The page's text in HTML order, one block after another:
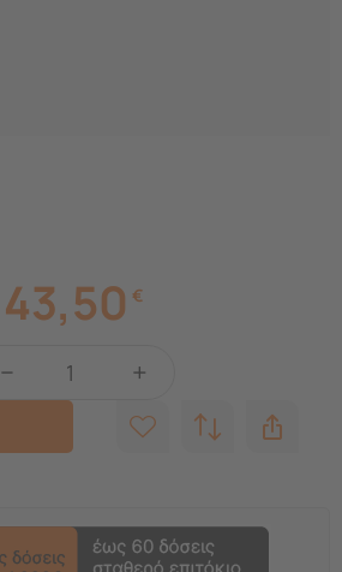
43,50 €
+
−